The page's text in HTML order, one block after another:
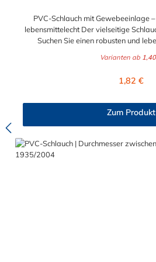
PVC-Schlauch mit Gewebeeinlage
lebensmittelecht Der vielseitige
Suchen Sie einen robusten und
oder Gastronomie? Unser
Meterware für maximale
Innenseele und Außendecke
stabilisierenden Textil-
und LABS-frei produziert. In der
leuchtgrünen Variante ist er
Verordnung (EG) 1935/2004 und (EU)
Varianten ab
Regulärer
1,82 €
Zum Produkt